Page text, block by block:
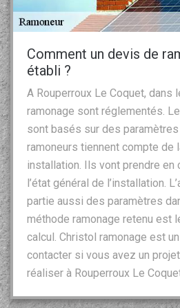
Comment un devis de
établi ?
A Rouperroux Le Coquet, dans
ramonage sont réglementés.
sont basés sur des
ramoneurs tiennent compte de
installation. Ils vont prendre en
l’état général de l’installation.
partie aussi des paramètres
méthode ramonage retenu est
calcul. Christol ramonage est
contacter si vous avez un
réaliser à Rouperroux Le